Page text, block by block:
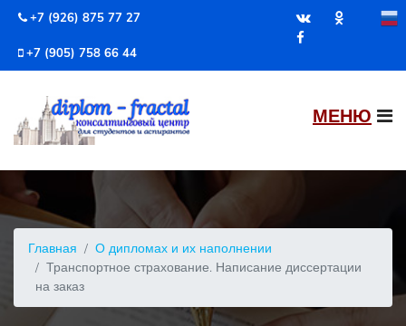
+7 (926) 875 77 27
+7 (905) 758 66 44
Главная
О дипломах и их наполнении
Транспортное страхование. Написание диссертации
на заказ